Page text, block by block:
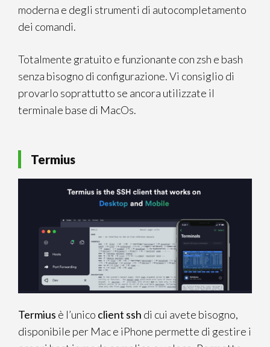
moderna e degli strumenti di autocompletamento
dei comandi.
Totalmente gratuito e funzionante con zsh e bash
senza bisogno di configurazione. Vi consiglio di
provarlo soprattutto se ancora utilizzate il
terminale base di MacOs.
Termius
Termius è l’unico client ssh di cui avete bisogno,
disponibile per Mac e iPhone permette di gestire i